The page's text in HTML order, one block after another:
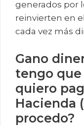
generados por
reinvierten en
cada vez más
Gano
tengo que
quiero
Hacienda
procedo?